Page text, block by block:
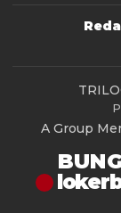
A Group